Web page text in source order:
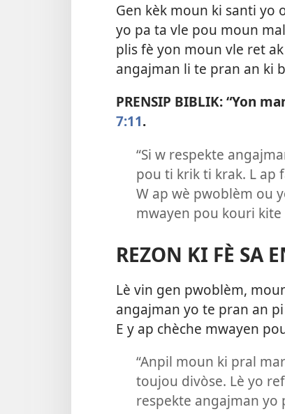
Gen kèk moun ki santi yo
yo pa ta vle pou moun
plis fè yon moun vle ret
angajman li te pran an ki
PRENSIP BIBLIK: “Yon
7:11.
“Si w respekte
pou ti krik ti krak. L ap
W ap wè pwoblèm ou
mwayen pou kouri kite
REZON KI FÈ SA
Lè vin gen pwoblèm,
angajman yo te pran an
E y ap chèche mwayen
“Anpil moun ki pral
toujou divòse. Lè yo
respekte angajman yo